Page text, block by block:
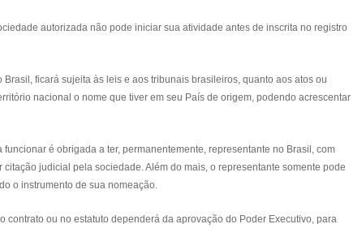
autorizada não pode iniciar sua atividade antes de inscrita no registro
ficará sujeita às leis e aos tribunais brasileiros, quanto aos atos ou
nacional o nome que tiver em seu País de origem, podendo acrescentar
é obrigada a ter, permanentemente, representante no Brasil, com
judicial pela sociedade. Além do mais, o representante somente pode
o instrumento de sua nomeação.
contrato ou no estatuto dependerá da aprovação do Poder Executivo, para